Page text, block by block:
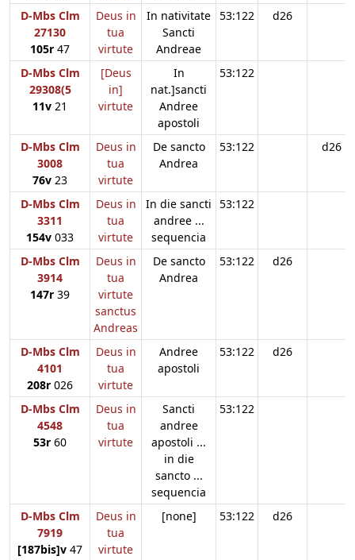
D-Mbs Clm
27130
105r 47
Deus in
tua
virtute
In nativitate
Sancti
Andreae
53:122 d26
D-Mbs Clm
29308(5
11v 21
[Deus
in]
virtute
In
nat.]sancti
Andree
apostoli
53:122
D-Mbs Clm
3008
76v 23
Deus in
tua
virtute
De sancto
Andrea
53:122 d26
D-Mbs Clm
3311
154v 033
Deus in
tua
virtute
In die sancti
andree ...
sequencia
53:122
D-Mbs Clm
3914
147r 39
Deus in
tua
virtute
sanctus
Andreas
De sancto
Andrea
53:122 d26
D-Mbs Clm
4101
208r 026
Deus in
tua
virtute
Andree
apostoli
53:122 d26
D-Mbs Clm
4548
53r 60
Deus in
tua
virtute
Sancti
andree
apostoli ...
in die
sancto ...
sequencia
53:122
D-Mbs Clm
7919
[187bis]v 47
Deus in
tua
virtute
[none] 53:122 d26